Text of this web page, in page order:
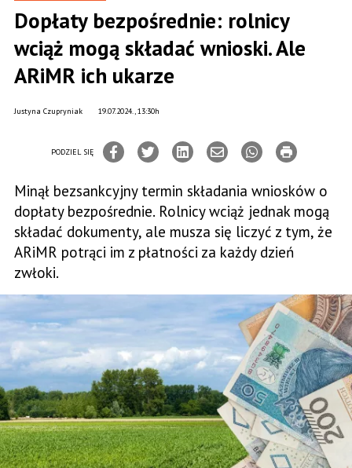
Dopłaty bezpośrednie: rolnicy
wciąż mogą składać wnioski. Ale
ARiMR ich ukarze
19.07.2024., 13:30h
Justyna Czupryniak
PODZIEL SIĘ
Minął bezsankcyjny termin składania wniosków o
dopłaty bezpośrednie. Rolnicy wciąż jednak mogą
składać dokumenty, ale musza się liczyć z tym, że
ARiMR potrąci im z płatności za każdy dzień
zwłoki.